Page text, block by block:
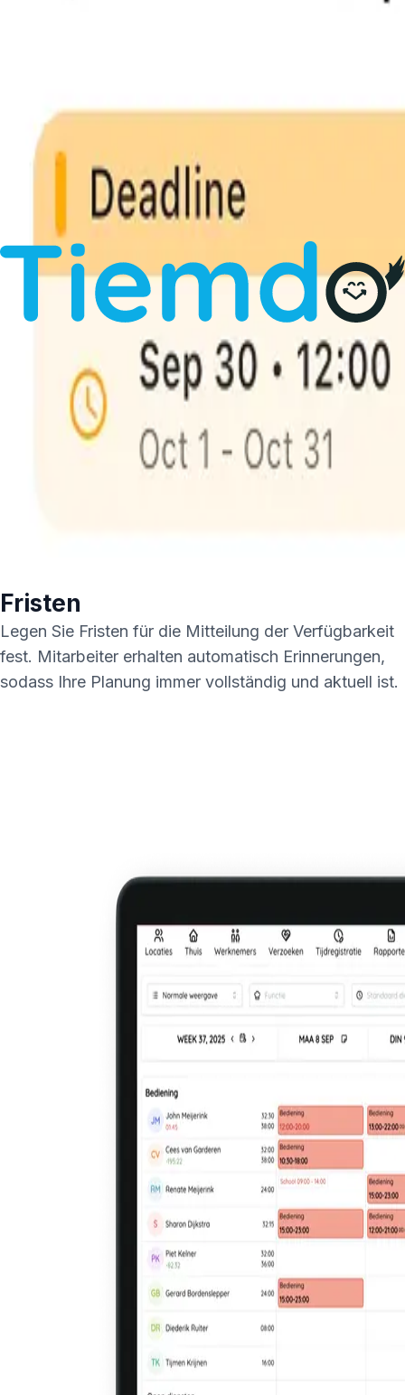
Fristen
Legen Sie Fristen für die Mitteilung der Verfügbarkeit
fest. Mitarbeiter erhalten automatisch Erinnerungen,
sodass Ihre Planung immer vollständig und aktuell ist.